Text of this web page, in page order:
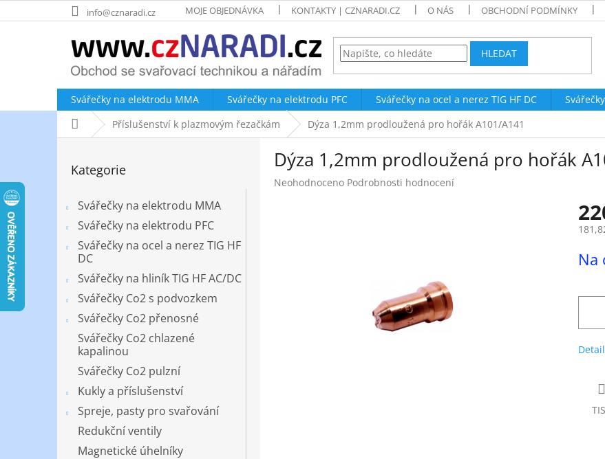
na
info@cznaradi.cz MOJE OBJEDNÁVKA KONTAKTY | CZNARADI.CZ O NÁS OBCHODNÍ PODMÍNKY
HLEDAT
Svářečky na elektrodu MMA Svářečky na elektrodu PFC Svářečky na ocel a nerez TIG HF DC
Domů Příslušenství k plazmovým řezačkám Dýza 1,2mm prodloužená pro hořák A101/A141
kategorie
Kategorie
Svářečky na elektrodu MMA
Svářečky na elektrodu PFC
Svářečky na ocel a nerez TIG HF
DC
Svářečky na hliník TIG HF AC/DC
Svářečky Co2 s podvozkem
Svářečky Co2 přenosné
Svářečky Co2 chlazené
kapalinou
Svářečky Co2 pulzní
Kukly a příslušenství
Spreje, pasty pro svařování
Redukční ventily
Magnetické úhelníky
Dýza 1,2mm prodloužená pro hořák
Průměrné
Neohodnoceno Podrobnosti hodnocení
cena:
Na